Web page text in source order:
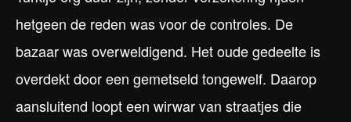
hetgeen de reden was voor de controles. De
bazaar was overweldigend. Het oude gedeelte is
overdekt door een gemetseld tongewelf. Daarop
aansluitend loopt een wirwar van straatjes die